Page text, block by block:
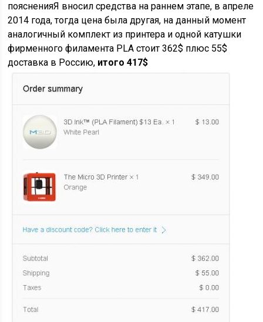
поясненияЯ вносил средства на раннем этапе, в апреле
2014 года, тогда цена была другая, на данный момент
аналогичный комплект из принтера и одной катушки
фирменного филамента PLA стоит 362$ плюс 55$
доставка в Россию, итого 417$